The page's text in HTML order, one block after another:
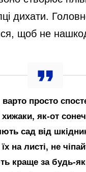
дихати.
щоб не
варто просто
як-от
сад від
на листі, не
краще за будь-